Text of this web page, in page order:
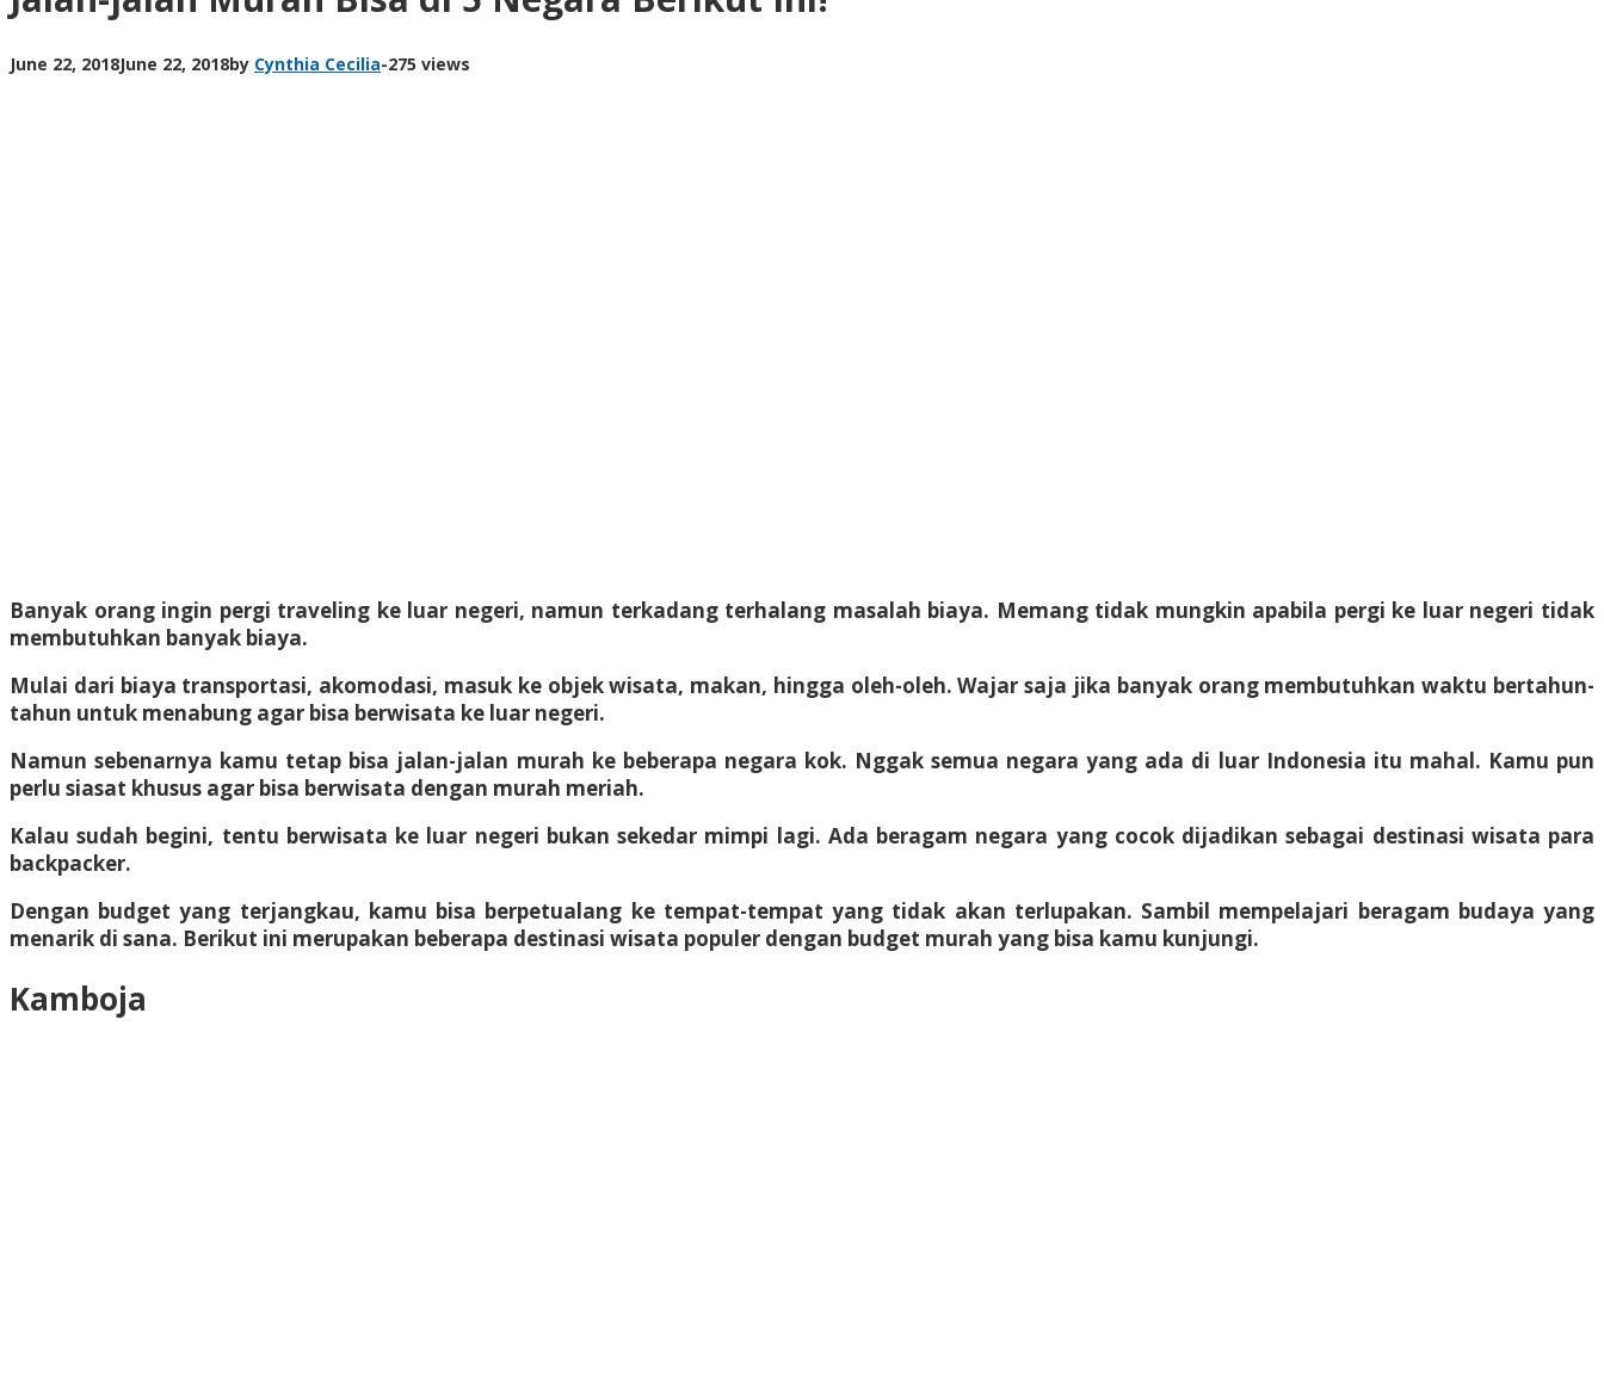
June 22, 2018June 22, 2018by Cynthia Cecilia-275 views
Banyak orang ingin pergi traveling ke luar negeri, namun terkadang terhalang masalah biaya. Memang tidak mungkin apabila pergi ke luar negeri tidak
membutuhkan banyak biaya.
Mulai dari biaya transportasi, akomodasi, masuk ke objek wisata, makan, hingga oleh-oleh. Wajar saja jika banyak orang membutuhkan waktu bertahun-
tahun untuk menabung agar bisa berwisata ke luar negeri.
Namun sebenarnya kamu tetap bisa jalan-jalan murah ke beberapa negara kok. Nggak semua negara yang ada di luar Indonesia itu mahal. Kamu pun
perlu siasat khusus agar bisa berwisata dengan murah meriah.
Kalau sudah begini, tentu berwisata ke luar negeri bukan sekedar mimpi lagi. Ada beragam negara yang cocok dijadikan sebagai destinasi wisata para
backpacker.
Dengan budget yang terjangkau, kamu bisa berpetualang ke tempat-tempat yang tidak akan terlupakan. Sambil mempelajari beragam budaya yang
menarik di sana. Berikut ini merupakan beberapa destinasi wisata populer dengan budget murah yang bisa kamu kunjungi.
Kamboja